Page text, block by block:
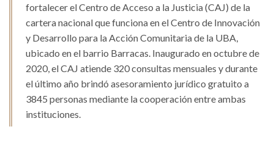
fortalecer el Centro de Acceso a la Justicia (CAJ) de la
cartera nacional que funciona en el Centro de Innovación
y Desarrollo para la Acción Comunitaria de la UBA,
ubicado en el barrio Barracas. Inaugurado en octubre de
2020, el CAJ atiende 320 consultas mensuales y durante
el último año brindó asesoramiento jurídico gratuito a
3845 personas mediante la cooperación entre ambas
instituciones.